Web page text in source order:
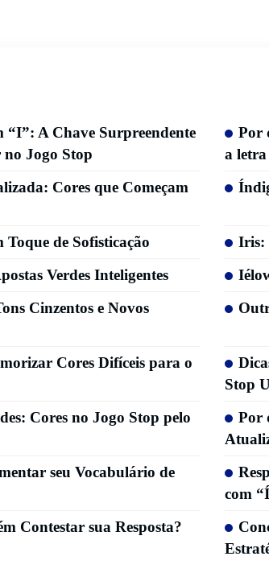
“I”: A Chave Surpreendente
no Jogo Stop
Por
a
Cores que Começam
de Sofisticação Iris:
Verdes Inteligentes
Cinzentos e Novos
Cores Difíceis para o
Stop
Cores no Jogo Stop pelo
Por
seu Vocabulário de
com
Contestar sua Resposta?